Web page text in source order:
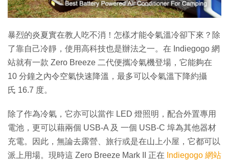
暴烈的炎夏實在教人吃不消！怎樣才能令氣溫冷卻下來？除
了靠自己冷靜，使用高科技也是辦法之一。在 Indiegogo 網
站就有一款 Zero Breeze 二代便攜冷氣機登場，它能夠在
10 分鐘之內令空氣快速降溫，最多可以令氣溫下降約攝
氏 16.7 度。
除了作為冷氣，它亦可以當作 LED 燈照明，配合外置專用
電池，更可以藉兩個 USB-A 及 一個 USB-C 埠為其他器材
充電。因此，無論去露營、旅行或是在山上小屋，它都可以
派上用場。現時這 Zero Breeze Mark II 正在 Indiegogo 網站